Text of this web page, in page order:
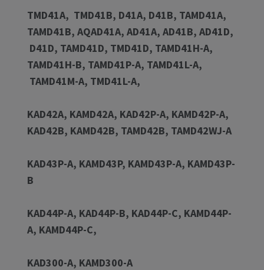
TMD41A, TMD41B, D41A, D41B, TAMD41A,
TAMD41B, AQAD41A, AD41A, AD41B, AD41D,
D41D, TAMD41D, TMD41D, TAMD41H-A,
TAMD41H-B, TAMD41P-A, TAMD41L-A,
TAMD41M-A, TMD41L-A,
KAD42A, KAMD42A, KAD42P-A, KAMD42P-A,
KAD42B, KAMD42B, TAMD42B, TAMD42WJ-A
KAD43P-A, KAMD43P, KAMD43P-A, KAMD43P-
B
KAD44P-A, KAD44P-B, KAD44P-C, KAMD44P-
A, KAMD44P-C,
KAD300-A, KAMD300-A